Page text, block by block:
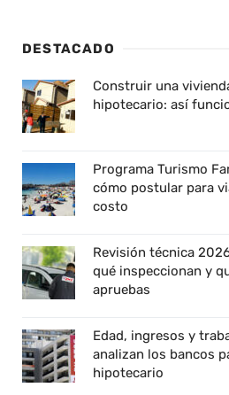
DESTACADO
Construir una
hipotecario: así
Programa Turismo
cómo postular para
costo
Revisión técnica
qué inspeccionan y
apruebas
Edad, ingresos y
analizan los bancos
hipotecario